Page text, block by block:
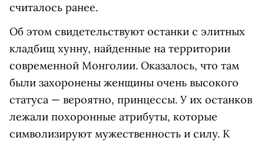
считалось ранее.
Об этом свидетельствуют останки с элитных
кладбищ хунну, найденные на территории
современной Монголии. Оказалось, что там
были захоронены женщины очень высокого
статуса — вероятно, принцессы. У их останков
лежали похоронные атрибуты, которые
символизируют мужественность и силу. К